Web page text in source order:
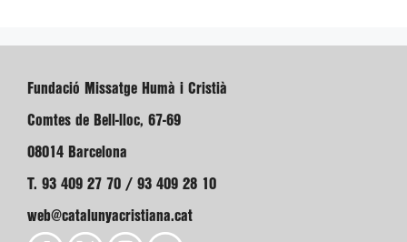
Fundació Missatge Humà i Cristià
Comtes de Bell-lloc, 67-69
08014 Barcelona
T. 93 409 27 70 / 93 409 28 10
web@catalunyacristiana.cat